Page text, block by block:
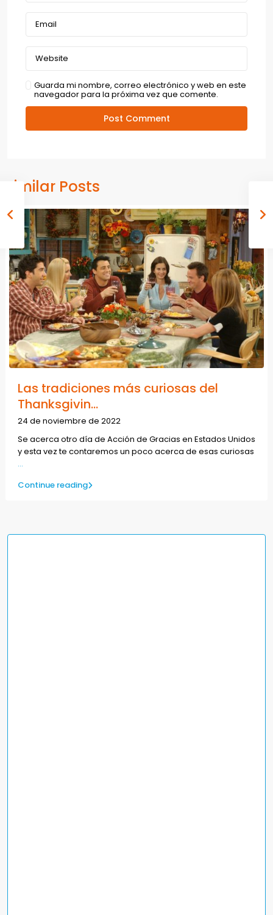
Guarda mi nombre, correo electrónico y web en este
navegador para la próxima vez que comente.
Similar Posts
Las tradiciones más curiosas del
Thanksgivin...
24 de noviembre de 2022
Se acerca otro día de Acción de Gracias en Estados Unidos
y esta vez te contaremos un poco acerca de esas curiosas
...
Continue reading